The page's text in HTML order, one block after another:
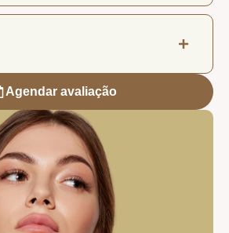
Agendar avaliação